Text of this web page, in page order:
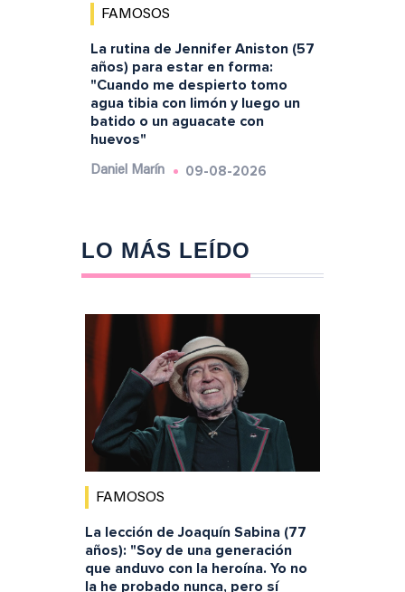
FAMOSOS
La rutina de Jennifer Aniston (57
años) para estar en forma:
"Cuando me despierto tomo
agua tibia con limón y luego un
batido o un aguacate con
huevos"
Daniel Marín 09-08-2026
LO MÁS LEÍDO
FAMOSOS
La lección de Joaquín Sabina (77
años): "Soy de una generación
que anduvo con la heroína. Yo no
la he probado nunca, pero sí